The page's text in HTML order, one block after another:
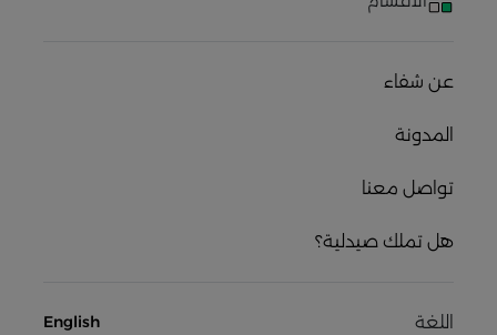
عن شفاء
المدونة
تواصل معنا
هل تملك صيدلية؟
اللغة English